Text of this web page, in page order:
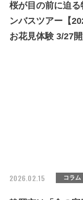
桜が目の前に迫
ンバスツアー【
お花見体験 3/27
2026.02.15 コラム